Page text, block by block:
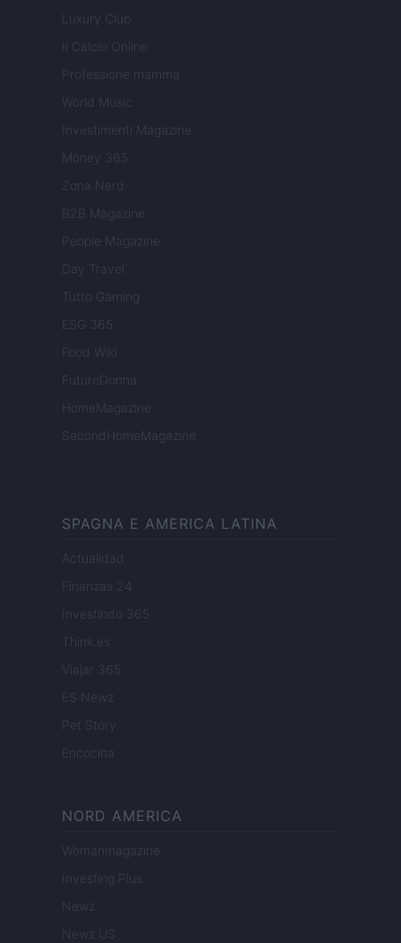
Luxury Club
Il Calcio Online
Professione mamma
World Music
Investimenti Magazine
Money 365
Zona Nerd
B2B Magazine
People Magazine
Day Travel
Tutto Gaming
ESG 365
Food Wiki
FuturoDonna
HomeMagazine
SecondHomeMagazine
SPAGNA E AMERICA LATINA
Actualidad
Finanzas 24
Investindo 365
Think.es
Viajar 365
ES Newz
Pet Story
Encocina
NORD AMERICA
Womanmagazine
Investing Plus
Newz
Newz US